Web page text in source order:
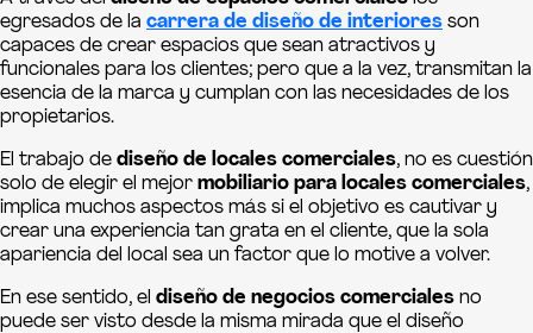
egresados de la carrera de diseño de interiores son
capaces de crear espacios que sean atractivos y
funcionales para los clientes; pero que a la vez, transmitan la
esencia de la marca y cumplan con las necesidades de los
propietarios.
El trabajo de diseño de locales comerciales, no es cuestión
solo de elegir el mejor mobiliario para locales comerciales,
implica muchos aspectos más si el objetivo es cautivar y
crear una experiencia tan grata en el cliente, que la sola
apariencia del local sea un factor que lo motive a volver.
En ese sentido, el diseño de negocios comerciales no
puede ser visto desde la misma mirada que el diseño